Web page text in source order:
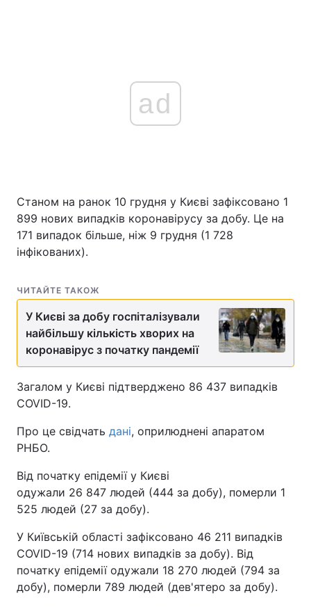
ad
Станом на ранок 10 грудня у Києві зафіксовано 1
899 нових випадків коронавірусу за добу. Це на
171 випадок більше, ніж 9 грудня (1 728
інфікованих).
ЧИТАЙТЕ ТАКОЖ
У Києві за добу госпіталізували
найбільшу кількість хворих на
коронавірус з початку пандемії
Загалом у Києві підтверджено 86 437 випадків
COVID-19.
Про це свідчать дані, оприлюднені апаратом
РНБО.
Від початку епідемії у Києві
одужали 26 847 людей (444 за добу), померли 1
525 людей (27 за добу).
У Київській області зафіксовано 46 211 випадків
COVID-19 (714 нових випадків за добу). Від
початку епідемії одужали 18 270 людей (794 за
добу), померли 789 людей (дев'ятеро за добу).